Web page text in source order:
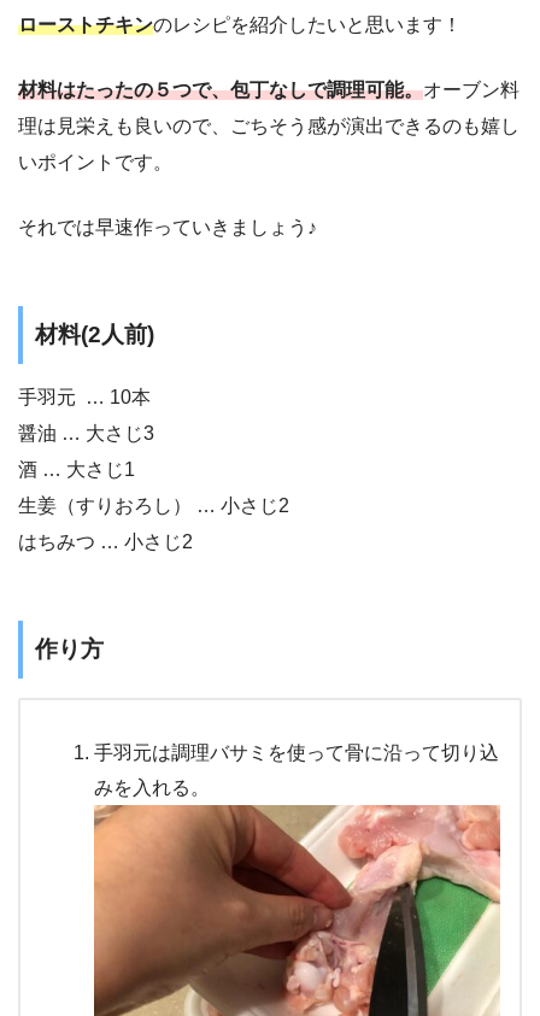
ローストチキンのレシピを紹介したいと思います！
材料はたったの５つで、包丁なしで調理可能。オーブン料
理は見栄えも良いので、ごちそう感が演出できるのも嬉し
いポイントです。
それでは早速作っていきましょう♪
材料(2人前)
手羽元 … 10本
醤油 … 大さじ3
酒 … 大さじ1
生姜（すりおろし） … 小さじ2
はちみつ … 小さじ2
作り方
手羽元は調理バサミを使って骨に沿って切り込
みを入れる。